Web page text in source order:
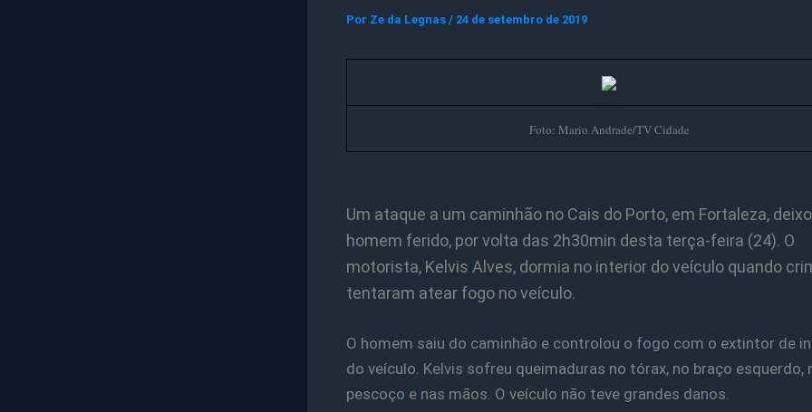
Por Ze da Legnas / 24 de setembro de 2019
Foto: Mario Andrade/TV Cidade
Um ataque a um caminhão no Cais do Porto, em Fortaleza,
homem ferido, por volta das 2h30min desta terça-feira (24). O
motorista, Kelvis Alves, dormia no interior do veículo quando
tentaram atear fogo no veículo.
O homem saiu do caminhão e controlou o fogo com o extintor de
do veículo. Kelvis sofreu queimaduras no tórax, no braço esquerdo,
pescoço e nas mãos. O veículo não teve grandes danos.